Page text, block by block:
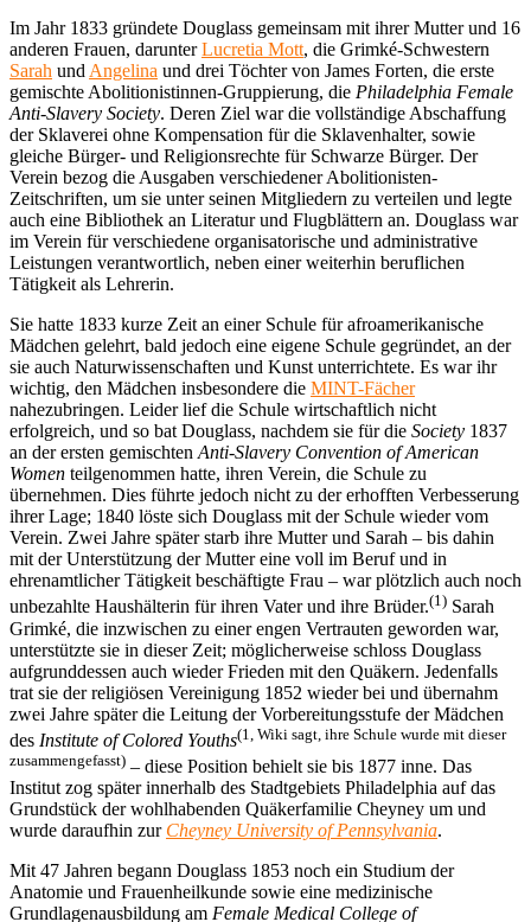
Im Jahr 1833 gründete Douglass gemeinsam mit ihrer Mutter und 16
anderen Frauen, darunterLucretia Mott, die Grimké-Schwestern
Sarah und Angelina und drei Töchter von James Forten, die erste
gemischte Abolitionistinnen-Gruppierung, die Philadelphia Female
Anti-Slavery Society. Deren Ziel war die vollständige Abschaffung
der Sklaverei ohne Kompensation für die Sklavenhalter, sowie
gleiche Bürger- und Religionsrechte für Schwarze Bürger. Der
Verein bezog die Ausgaben verschiedener Abolitionisten-
Zeitschriften, um sie unter seinen Mitgliedern zu verteilen und legte
auch eine Bibliothek an Literatur und Flugblättern an. Douglass war
im Verein für verschiedene organisatorische und administrative
Leistungen verantwortlich, neben einer weiterhin beruflichen
Tätigkeit als Lehrerin.
Sie hatte 1833 kurze Zeit an einer Schule für afroamerikanische
Mädchen gelehrt, bald jedoch eine eigene Schule gegründet, an der
sie auch Naturwissenschaften und Kunst unterrichtete. Es war ihr
wichtig, den Mädchen insbesondere die MINT-Fächer
nahezubringen. Leider lief die Schule wirtschaftlich nicht
erfolgreich, und so bat Douglass, nachdem sie für die Society 1837
an der ersten gemischten Anti-Slavery Convention of American
Women teilgenommen hatte, ihren Verein, die Schule zu
übernehmen. Dies führte jedoch nicht zu der erhofften Verbesserung
ihrer Lage; 1840 löste sich Douglass mit der Schule wieder vom
Verein. Zwei Jahre später starb ihre Mutter und Sarah – bis dahin
mit der Unterstützung der Mutter eine voll im Beruf und in
ehrenamtlicher Tätigkeit beschäftigte Frau – war plötzlich auch noch
unbezahlte Haushälterin für ihren Vater und ihre Brüder.(1) Sarah
Grimké, die inzwischen zu einer engen Vertrauten geworden war,
unterstützte sie in dieser Zeit; möglicherweise schloss Douglass
aufgrunddessen auch wieder Frieden mit den Quäkern. Jedenfalls
trat sie der religiösen Vereinigung 1852 wieder bei und übernahm
zwei Jahre später die Leitung der Vorbereitungsstufe der Mädchen
des Institute of Colored Youths(1, Wiki sagt, ihre Schule wurde mit dieser
zusammengefasst) – diese Position behielt sie bis 1877 inne. Das
Institut zog später innerhalb des Stadtgebiets Philadelphia auf das
Grundstück der wohlhabenden Quäkerfamilie Cheyney um und
wurde daraufhin zur Cheyney University of Pennsylvania.
Mit 47 Jahren begann Douglass 1853 noch ein Studium der
Anatomie und Frauenheilkunde sowie eine medizinische
Grundlagenausbildung am Female Medical College of